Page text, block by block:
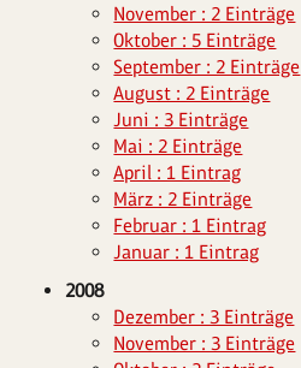
November : 2 Einträge
Oktober : 5 Einträge
September : 2 Einträge
August : 2 Einträge
Juni : 3 Einträge
Mai : 2 Einträge
April : 1 Eintrag
März : 2 Einträge
Februar : 1 Eintrag
Januar : 1 Eintrag
2008
Dezember : 3 Einträge
November : 3 Einträge